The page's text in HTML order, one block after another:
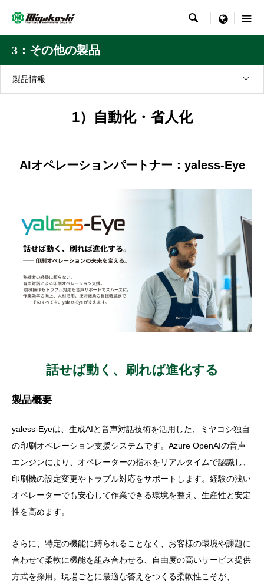
 menu
3：その他の製品
製品情報
1）自動化・省人化
AIオペレーションパートナー：yaless-Eye
話せば動く、刷れば進化する
製品概要
yaless-Eyeは、生成AIと音声対話技術を活用した、ミヤコシ独自
の印刷オペレーション支援システムです。Azure OpenAIの音声
エンジンにより、オペレーターの指示をリアルタイムで認識し、
印刷機の設定変更やトラブル対応をサポートします。経験の浅い
オペレーターでも安心して作業できる環境を整え、生産性と安定
性を高めます。
さらに、特定の機能に縛られることなく、お客様の環境や課題に
合わせて柔軟に機能を組み合わせる、自由度の高いサービス提供
方式を採用。現場ごとに最適な答えをつくる柔軟性こそが、